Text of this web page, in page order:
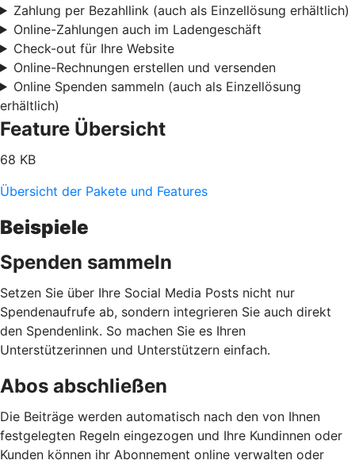
Zahlung per Bezahllink (auch als Einzellösung erhältlich)
Online-Zahlungen auch im Ladengeschäft
Check-out für Ihre Website
Online-Rechnungen erstellen und versenden
Online Spenden sammeln (auch als Einzellösung
erhältlich)
Feature Übersicht
68 KB
Übersicht der Pakete und Features
Beispiele
Spenden sammeln
Setzen Sie über Ihre Social Media Posts nicht nur
Spendenaufrufe ab, sondern integrieren Sie auch direkt
den Spendenlink. So machen Sie es Ihren
Unterstützerinnen und Unterstützern einfach.
Abos abschließen
Die Beiträge werden automatisch nach den von Ihnen
festgelegten Regeln eingezogen und Ihre Kundinnen oder
Kunden können ihr Abonnement online verwalten oder